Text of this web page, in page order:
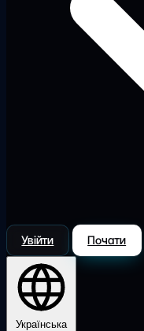
Увійти Почати
Українська